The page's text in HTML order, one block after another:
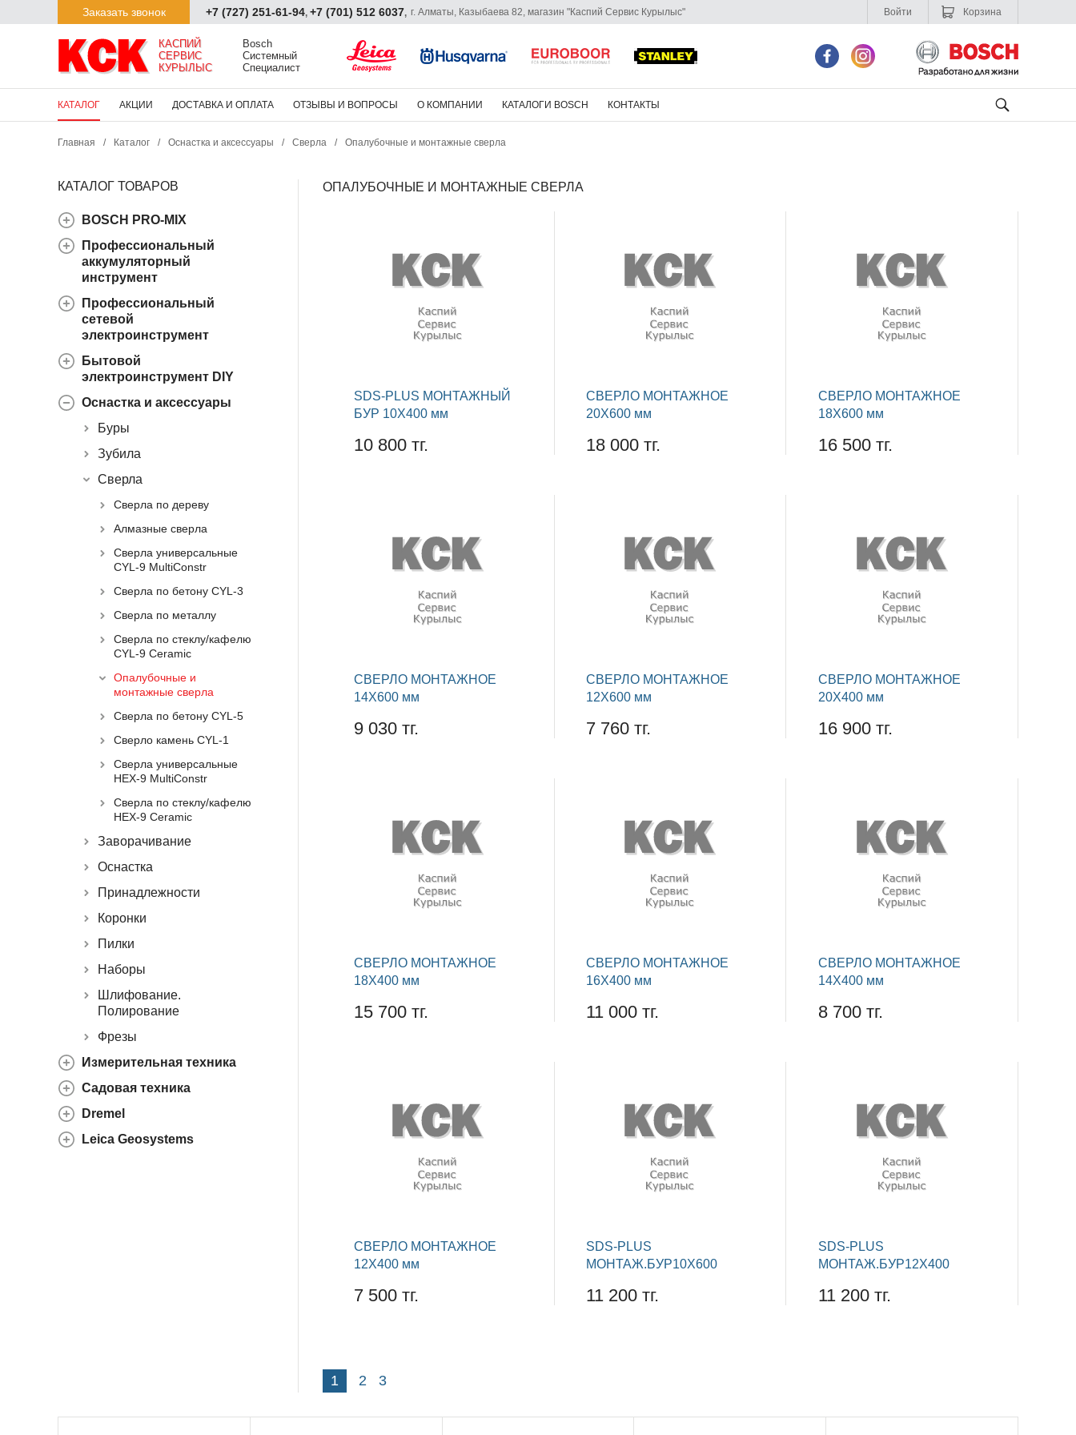
Заказать звонок +7 (727) 251-61-94, +7 (701) 512 6037, г. Алматы, Казыбаева 82, магазин "Каспий Сервис Курылыс" Корзина
Войти
КАСПИЙ
СЕРВИС
КУРЫЛЫС
Bosch
Системный
Специалист
КАТАЛОГ АКЦИИ ДОСТАВКА И ОПЛАТА ОТЗЫВЫ И ВОПРОСЫ О КОМПАНИИ КАТАЛОГИ BOSCH КОНТАКТЫ
Главная / Каталог / Оснастка и аксессуары / Сверла / Опалубочные и монтажные сверла
КАТАЛОГ ТОВАРОВ
BOSCH PRO-MIX
Профессиональный
аккумуляторный
инструмент
Профессиональный
сетевой
электроинструмент
Бытовой
электроинструмент DIY
Оснастка и аксессуары
Буры
Зубила
Сверла
Сверла по дереву
Алмазные сверла
Сверла универсальные
CYL-9 MultiConstr
Сверла по бетону CYL-3
Сверла по металлу
Сверла по стеклу/кафелю
CYL-9 Ceramic
Опалубочные и
монтажные сверла
Сверла по бетону CYL-5
Сверло камень CYL-1
Сверла универсальные
HEX-9 MultiConstr
Сверла по стеклу/кафелю
HEX-9 Ceramic
Заворачивание
Оснастка
Принадлежности
Коронки
Пилки
Наборы
Шлифование.
Полирование
Фрезы
Измерительная техника
Садовая техника
Dremel
Leica Geosystems
ОПАЛУБОЧНЫЕ И МОНТАЖНЫЕ СВЕРЛА
SDS-PLUS МОНТАЖНЫЙ
БУР 10Х400 мм
10 800 тг.
СВЕРЛО МОНТАЖНОЕ
20Х600 мм
18 000 тг.
СВЕРЛО МОНТАЖНОЕ
18Х600 мм
16 500 тг.
СВЕРЛО МОНТАЖНОЕ
14Х600 мм
9 030 тг.
СВЕРЛО МОНТАЖНОЕ
12Х600 мм
7 760 тг.
СВЕРЛО МОНТАЖНОЕ
20Х400 мм
16 900 тг.
СВЕРЛО МОНТАЖНОЕ
18Х400 мм
15 700 тг.
СВЕРЛО МОНТАЖНОЕ
16Х400 мм
11 000 тг.
СВЕРЛО МОНТАЖНОЕ
14Х400 мм
8 700 тг.
СВЕРЛО МОНТАЖНОЕ
12Х400 мм
7 500 тг.
SDS-PLUS
МОНТАЖ.БУР10Х600
11 200 тг.
SDS-PLUS
МОНТАЖ.БУР12Х400
11 200 тг.
1 2 3